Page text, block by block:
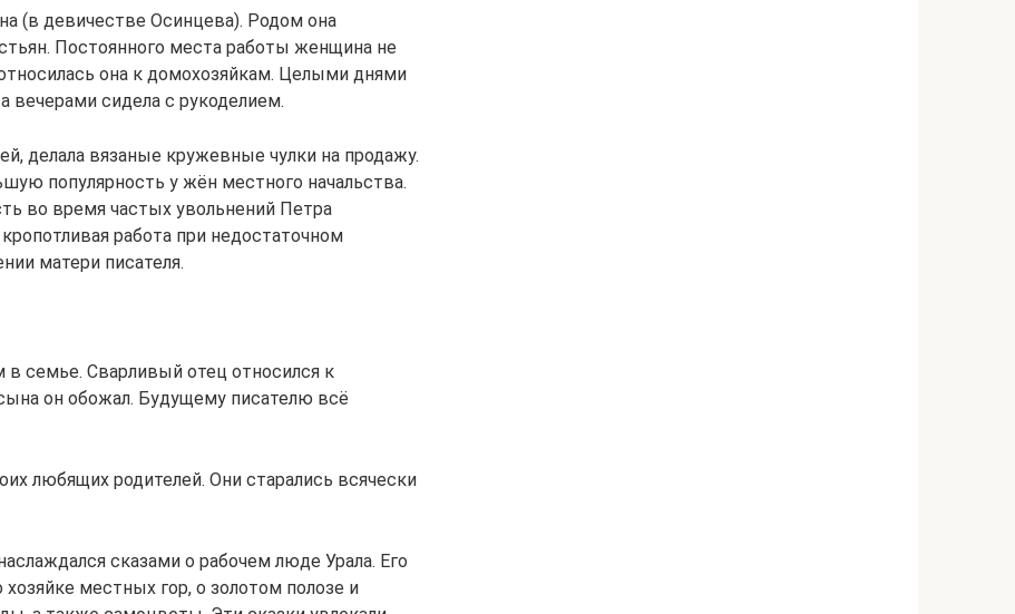
(в девичестве Осинцева). Родом она
Постоянного места работы женщина не
она к домохозяйкам. Целыми днями
вечерами сидела с рукоделием.
делала вязаные кружевные чулки на продажу.
популярность у жён местного начальства.
во время частых увольнений Петра
работа при недостаточном
матери писателя.
семье. Сварливый отец относился к
он обожал. Будущему писателю всё
любящих родителей. Они старались всячески
сказами о рабочем люде Урала. Его
местных гор, о золотом полозе и